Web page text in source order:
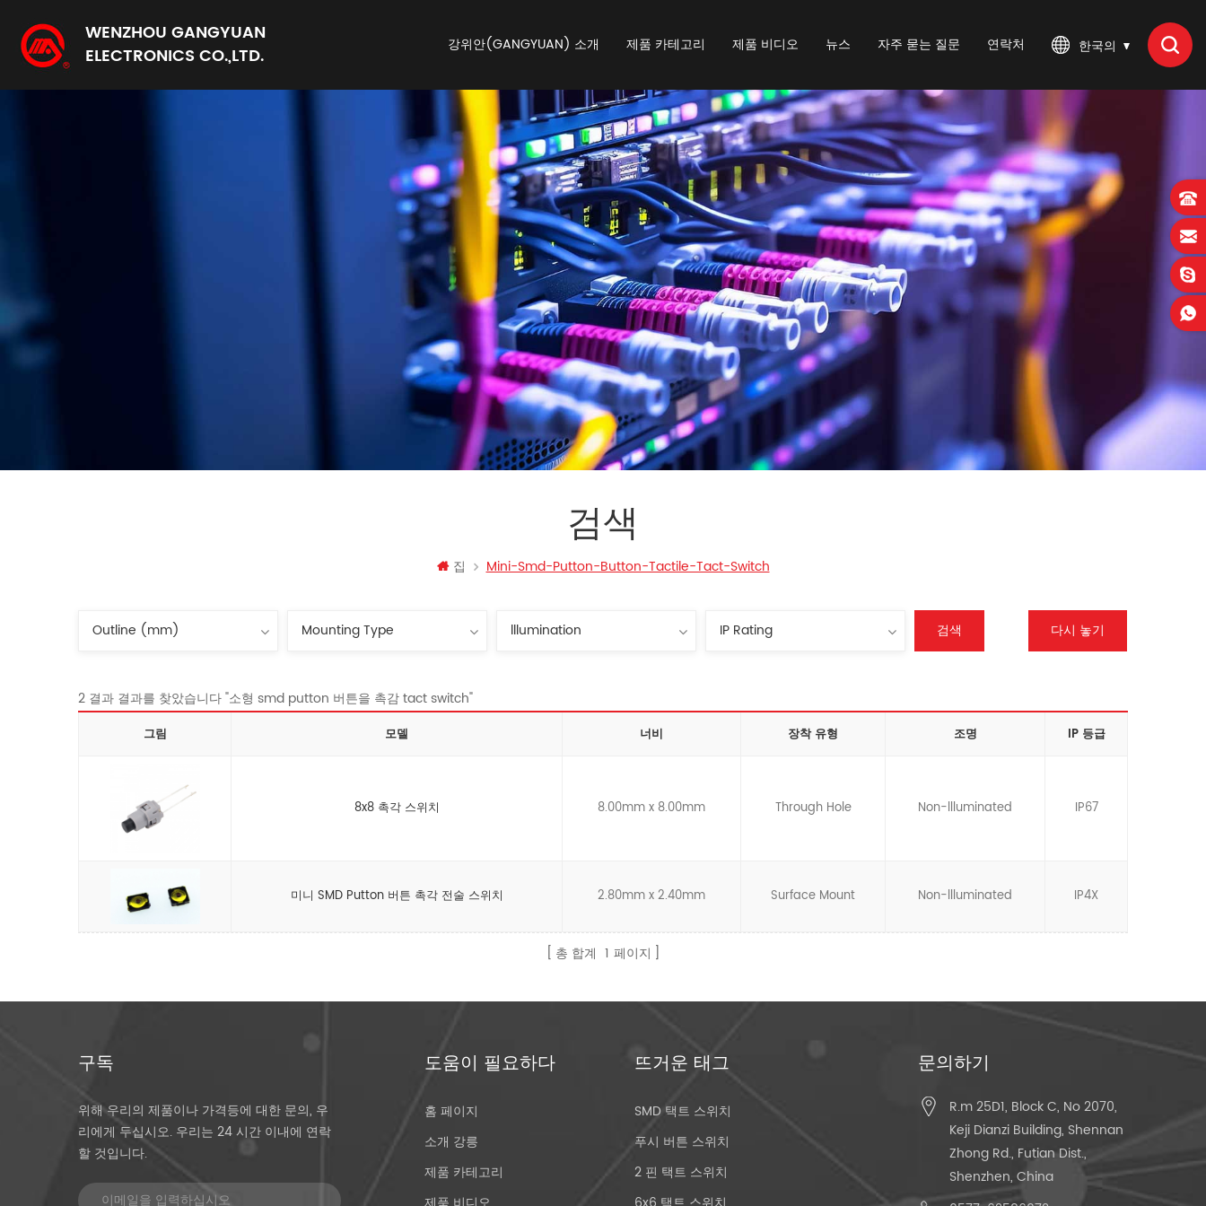
WENZHOU GANGYUAN
ELECTRONICS CO.,LTD.
한국의
강위안(GANGYUAN) 소개 제품 카테고리 제품 비디오 뉴스 자주 묻는 질문 연락처
검색
집 Mini-Smd-Putton-Button-Tactile-Tact-Switch
검색 다시 놓기
2 결과 결과를 찾았습니다 "소형 smd putton 버튼을 촉감 tact switch"
그림 모델 너비 장착 유형 조명 IP 등급
8x8 촉각 스위치 8.00mm x 8.00mm Through Hole Non-llluminated IP67
미니 SMD Putton 버튼 촉각 전술 스위치 2.80mm x 2.40mm Surface Mount Non-llluminated IP4X
총 합계 1 페이지
구독
위해 우리의 제품이나 가격등에 대한 문의, 우
리에게 두십시오. 우리는 24 시간 이내에 연락
할 것입니다.
도움이 필요하다
홈 페이지
소개 강릉
제품 카테고리
뜨거운 태그
SMD 택트 스위치
푸시 버튼 스위치
2 핀 택트 스위치
문의하기
R.m 25D1, Block C, No 2070,
Keji Dianzi Building, Shennan
Zhong Rd., Futian Dist.,
Shenzhen, China